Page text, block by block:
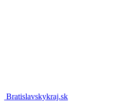
Bratislavskykraj.sk